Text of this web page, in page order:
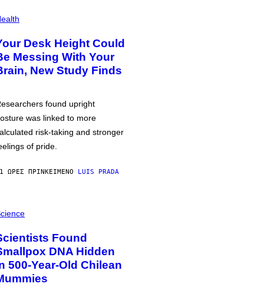
Desk Height Could
Messing With Your
New Study Finds
found upright
was linked to more
risk-taking and stronger
of pride.
ΏΡΕΣ ΠΡΙΝΚΕΊΜΕΝΟ LUIS PRADA
Found
DNA Hidden
500-Year-Old Chilean